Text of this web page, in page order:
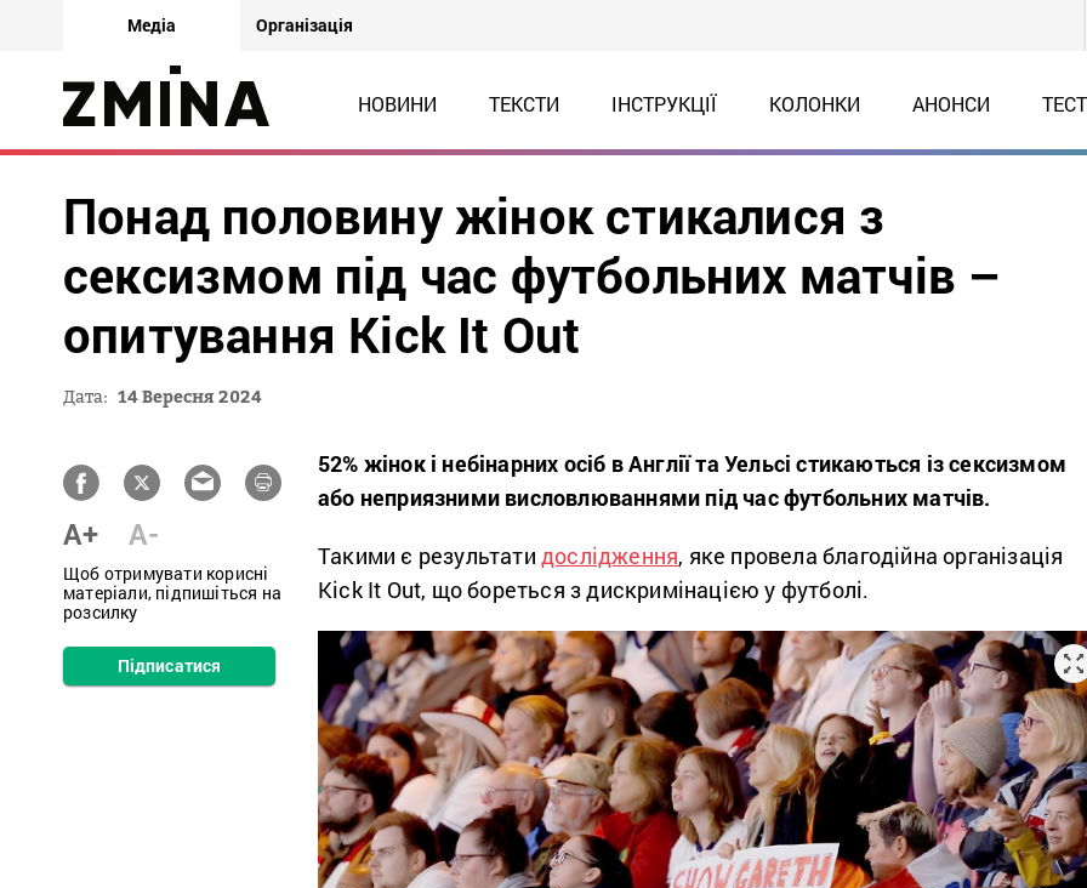
Медіа Організація
НОВИНИ ТЕКСТИ ІНСТРУКЦІЇ КОЛОНКИ АНОНСИ
Понад половину жінок стикалися з
сексизмом під час футбольних матчів –
опитування Kick It Out
Дата: 14 Вересня 2024
A+ A-
Щоб отримувати корисні
матеріали, підпишіться на
розсилку
Підписатися
52% жінок і небінарних осіб в Англії та Уельсі стикаються із сексизмом
або неприязними висловлюваннями під час футбольних матчів.
Такими є результати дослідження, яке провела благодійна організація
Kick It Out, що бореться з дискримінацією у футболі.